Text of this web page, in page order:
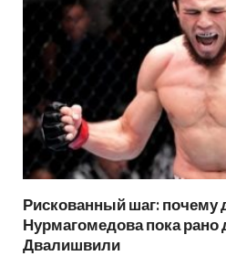
Рискованный шаг:
Нурмагомедова пока рано
Двалишвили